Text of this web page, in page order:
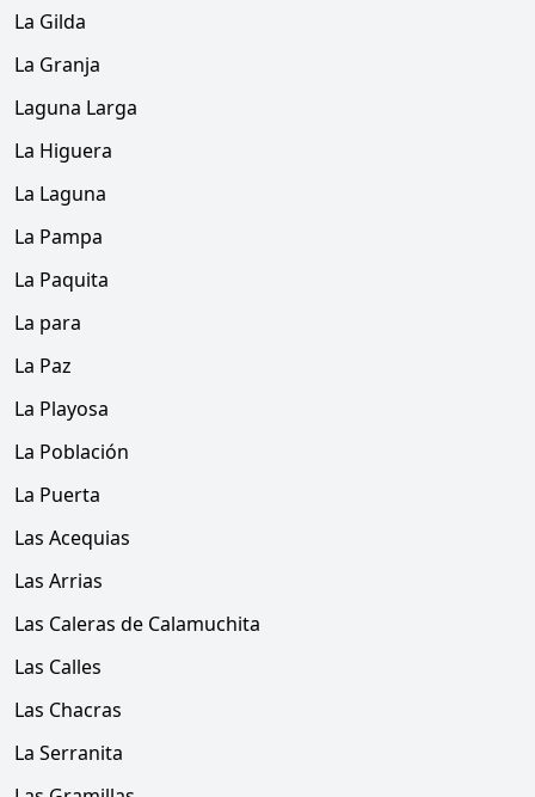
La Gilda
La Granja
Laguna Larga
La Higuera
La Laguna
La Pampa
La Paquita
La para
La Paz
La Playosa
La Población
La Puerta
Las Acequias
Las Arrias
Las Caleras de Calamuchita
Las Calles
Las Chacras
La Serranita